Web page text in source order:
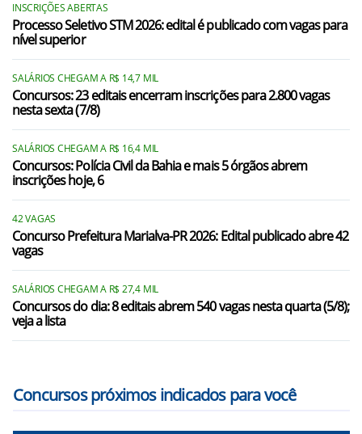
INSCRIÇÕES ABERTAS
Processo Seletivo STM 2026: edital é publicado com vagas para
nível superior
SALÁRIOS CHEGAM A R$ 14,7 MIL
Concursos: 23 editais encerram inscrições para 2.800 vagas
nesta sexta (7/8)
SALÁRIOS CHEGAM A R$ 16,4 MIL
Concursos: Polícia Civil da Bahia e mais 5 órgãos abrem
inscrições hoje, 6
42 VAGAS
Concurso Prefeitura Marialva-PR 2026: Edital publicado abre 42
vagas
SALÁRIOS CHEGAM A R$ 27,4 MIL
Concursos do dia: 8 editais abrem 540 vagas nesta quarta (5/8);
veja a lista
Concursos próximos indicados para você